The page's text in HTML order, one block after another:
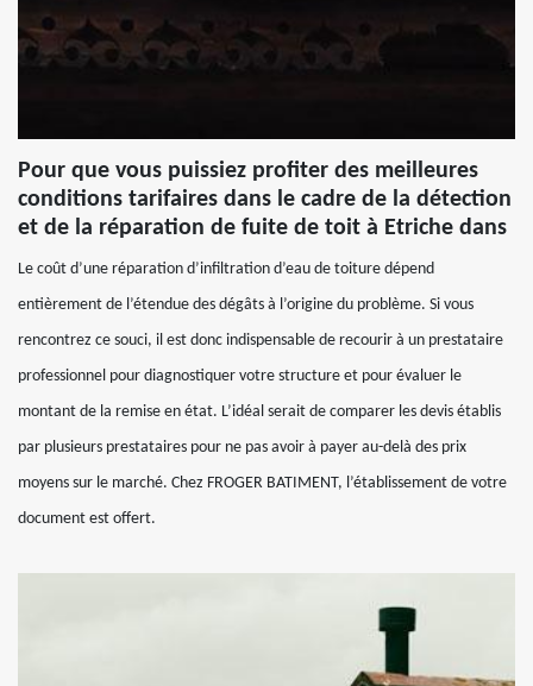
Pour que vous puissiez profiter des meilleures
conditions tarifaires dans le cadre de la détection
et de la réparation de fuite de toit à Etriche dans
Le coût d’une réparation d’infiltration d’eau de toiture dépend
entièrement de l’étendue des dégâts à l’origine du problème. Si vous
rencontrez ce souci, il est donc indispensable de recourir à un prestataire
professionnel pour diagnostiquer votre structure et pour évaluer le
montant de la remise en état. L’idéal serait de comparer les devis établis
par plusieurs prestataires pour ne pas avoir à payer au-delà des prix
moyens sur le marché. Chez FROGER BATIMENT, l’établissement de votre
document est offert.